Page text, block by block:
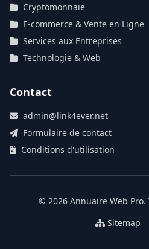
Cryptomonnaie
E-commerce & Vente en Ligne
Services aux Entreprises
Technologie & Web
Contact
admin@link4ever.net
Formulaire de contact
Conditions d'utilisation
© 2026 Annuaire Web Pro.
Sitemap